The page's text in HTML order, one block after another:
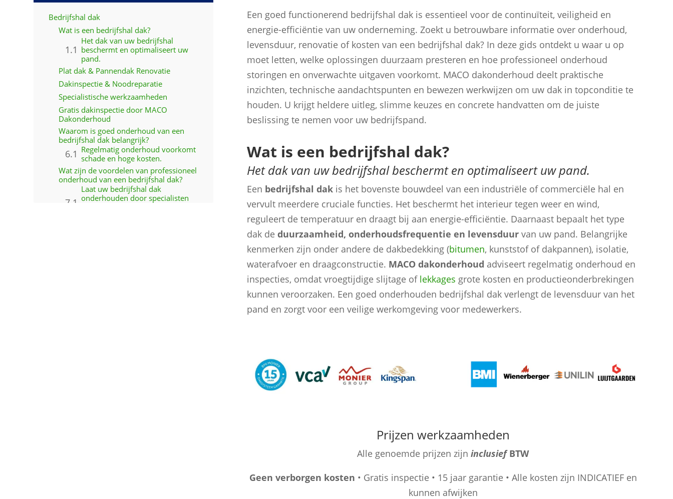
Bedrijfshal dak
Wat is een bedrijfshal dak?
Het dak van uw bedrijfshal
beschermt en optimaliseert uw
pand.
Plat dak & Pannendak Renovatie
Dakinspectie & Noodreparatie
Specialistische werkzaamheden
Gratis dakinspectie door MACO
Dakonderhoud
Waarom is goed onderhoud van een
bedrijfshal dak belangrijk?
Regelmatig onderhoud voorkomt
schade en hoge kosten.
Wat zijn de voordelen van professioneel
onderhoud van een bedrijfshal dak?
Laat uw bedrijfshal dak
onderhouden door specialisten
Een goed functionerend bedrijfshal dak is essentieel voor de continuïteit, veiligheid en
energie-efficiëntie van uw onderneming. Zoekt u betrouwbare informatie over onderhoud,
levensduur, renovatie of kosten van een bedrijfshal dak? In deze gids ontdekt u waar u op
moet letten, welke oplossingen duurzaam presteren en hoe professioneel onderhoud
storingen en onverwachte uitgaven voorkomt. MACO dakonderhoud deelt praktische
inzichten, technische aandachtspunten en bewezen werkwijzen om uw dak in topconditie te
houden. U krijgt heldere uitleg, slimme keuzes en concrete handvatten om de juiste
beslissing te nemen voor uw bedrijfspand.
Wat is een bedrijfshal dak?
Het dak van uw bedrijfshal beschermt en optimaliseert uw pand.
Een bedrijfshal dakis het bovenste bouwdeel van een industriële of commerciële hal en
vervult meerdere cruciale functies. Het beschermt het interieur tegen weer en wind,
reguleert de temperatuur en draagt bij aan energie-efficiëntie. Daarnaast bepaalt het type
dak de duurzaamheid, onderhoudsfrequentie en levensduurvan uw pand. Belangrijke
kenmerken zijn onder andere de dakbedekking (bitumen, kunststof of dakpannen), isolatie,
waterafvoer en draagconstructie. MACO dakonderhoud adviseert regelmatig onderhoud en
inspecties, omdat vroegtijdige slijtage of lekkages grote kosten en productieonderbrekingen
kunnen veroorzaken. Een goed onderhouden bedrijfshal dak verlengt de levensduur van het
pand en zorgt voor een veilige werkomgeving voor medewerkers.
Prijzen werkzaamheden
Alle genoemde prijzen zijninclusiefBTW
Geen verborgen kosten • Gratis inspectie • 15 jaar garantie • Alle kosten zijn INDICATIEF en
kunnen afwijken